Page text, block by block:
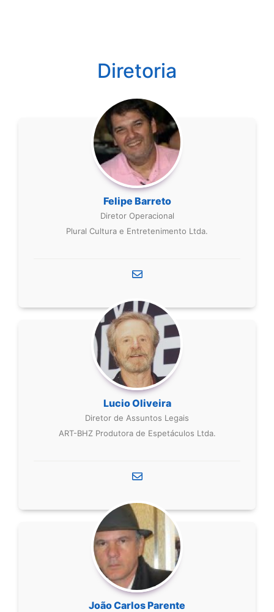
Diretoria
Felipe Barreto
Diretor Operacional
Plural Cultura e Entretenimento Ltda.
Lucio Oliveira
Diretor de Assuntos Legais
ART-BHZ Produtora de Espetáculos Ltda.
João Carlos Parente